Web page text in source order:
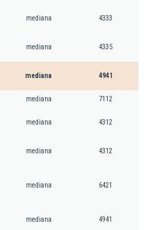
mediana 4333
mediana 4335
mediana 4941
mediana 7112
mediana 4312
mediana 4312
mediana 6421
mediana 4941